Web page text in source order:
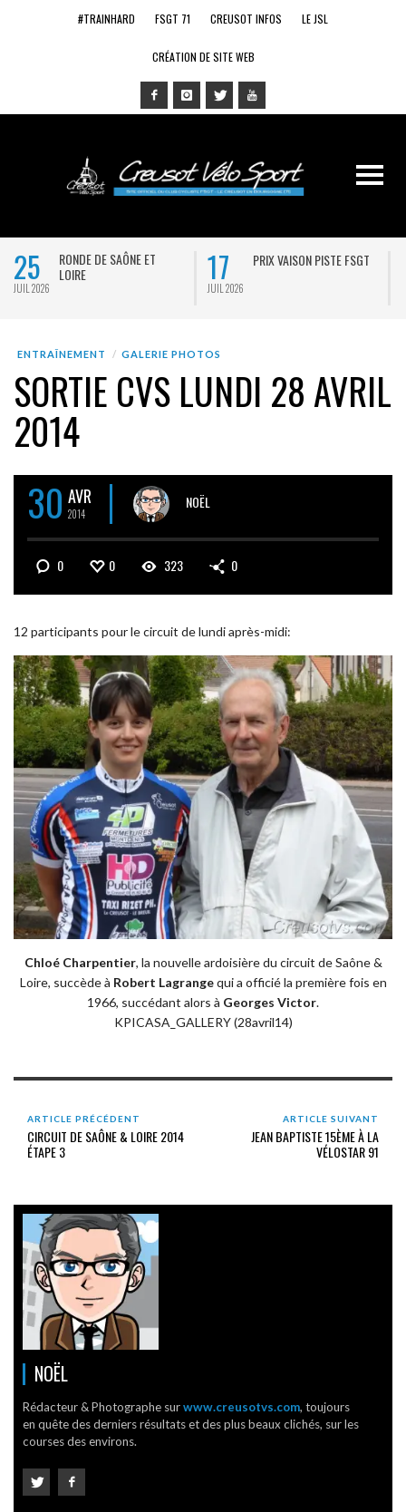
#TRAINHARD FSGT 71 CREUSOT INFOS LE JSL
CRÉATION DE SITE WEB
25
JUIL 2026
RONDE DE SAÔNE ET
LOIRE
17
JUIL 2026
PRIX VAISON PISTE FSGT
ENTRAÎNEMENT GALERIE PHOTOS
SORTIE CVS LUNDI 28 AVRIL
2014
30 AVR
2014
NOËL
0 0 323 0
12 participants pour le circuit de lundi après-midi:
Chloé Charpentier, la nouvelle ardoisière du circuit de Saône &
Loire, succède à Robert Lagrangequi a officié la première fois en
1966, succédant alors à Georges Victor.
KPICASA_GALLERY (28avril14)
ARTICLE PRÉCÉDENT
CIRCUIT DE SAÔNE & LOIRE 2014
ÉTAPE 3
ARTICLE SUIVANT
JEAN BAPTISTE 15ÈME À LA
VÉLOSTAR 91
NOËL
Rédacteur & Photographe surwww.creusotvs.com, toujours
en quête des derniers résultats et des plus beaux clichés, sur les
courses des environs.